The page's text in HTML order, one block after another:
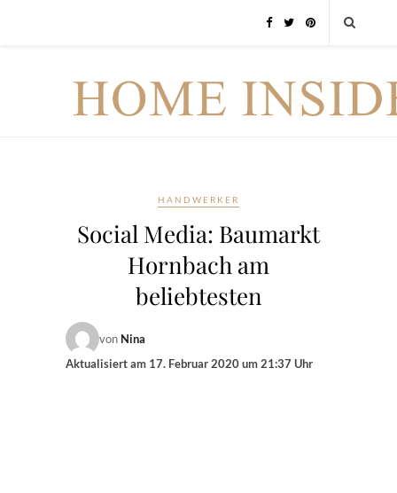
HANDWERKER
Social Media: Baumarkt
Hornbach am
beliebtesten
von Nina
Aktualisiert am 17. Februar 2020 um 21:37 Uhr